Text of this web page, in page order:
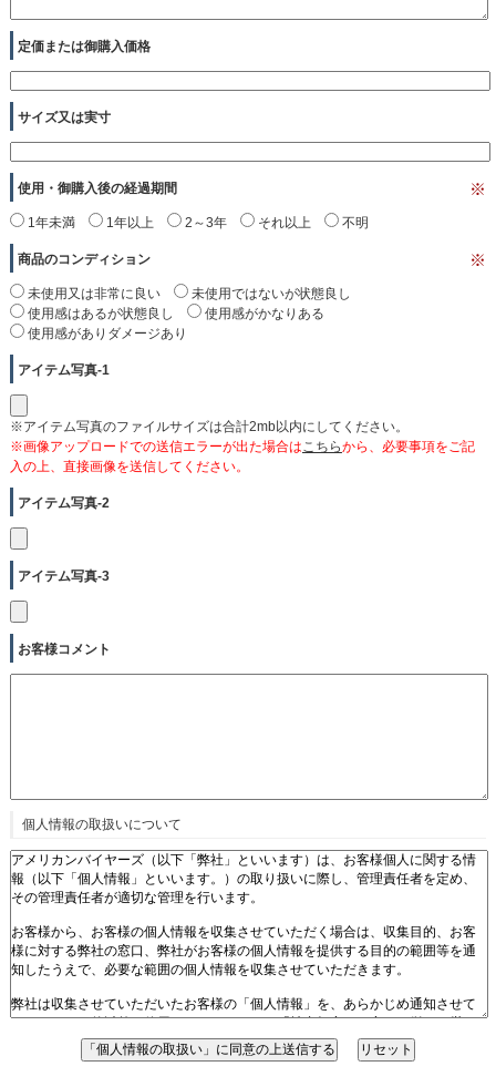
定価または御購入価格
サイズ又は実寸
使用・御購入後の経過期間 ※
1年未満 1年以上 2～3年 それ以上 不明
商品のコンディション ※
未使用又は非常に良い
未使用ではないが状態良し
使用感はあるが状態良し
使用感がかなりある
使用感がありダメージあり
アイテム写真-1
※アイテム写真のファイルサイズは合計2mb以内にしてください。
※画像アップロードでの送信エラーが出た場合は こちらから、必要事項をご記
入の上、直接画像を送信してください。
アイテム写真-2
アイテム写真-3
お客様コメント
個人情報の取扱いについて